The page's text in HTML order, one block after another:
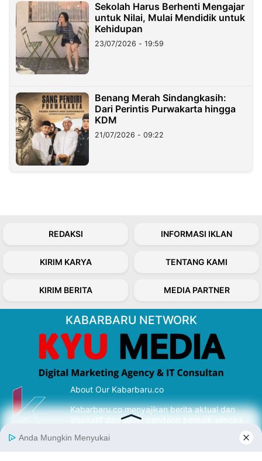
Sekolah Harus Berhenti Mengajar
untuk Nilai, Mulai Mendidik untuk
Kehidupan
23/07/2026 - 19:59
Benang Merah Sindangkasih:
Dari Perintis Purwakarta hingga
KDM
21/07/2026 - 09:22
REDAKSI INFORMASI IKLAN
KIRIM KARYA TENTANG KAMI
KIRIM BERITA MEDIA PARTNER
KABARBARU NETWORK
About Our Kabarbaru.co
Kabarbaru.co menyajikan berita aktual dan
inspiratif dari sudut pandang berbaik sangka